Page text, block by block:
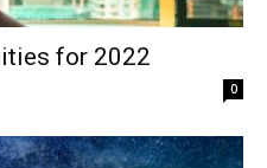
for 2022
0